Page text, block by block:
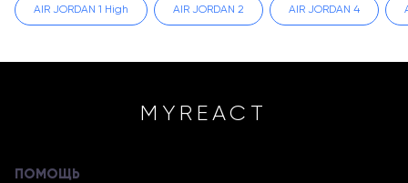
AIR JORDAN 1 High AIR JORDAN 2 AIR JORDAN 4
MYREACT
ПОМОЩЬ